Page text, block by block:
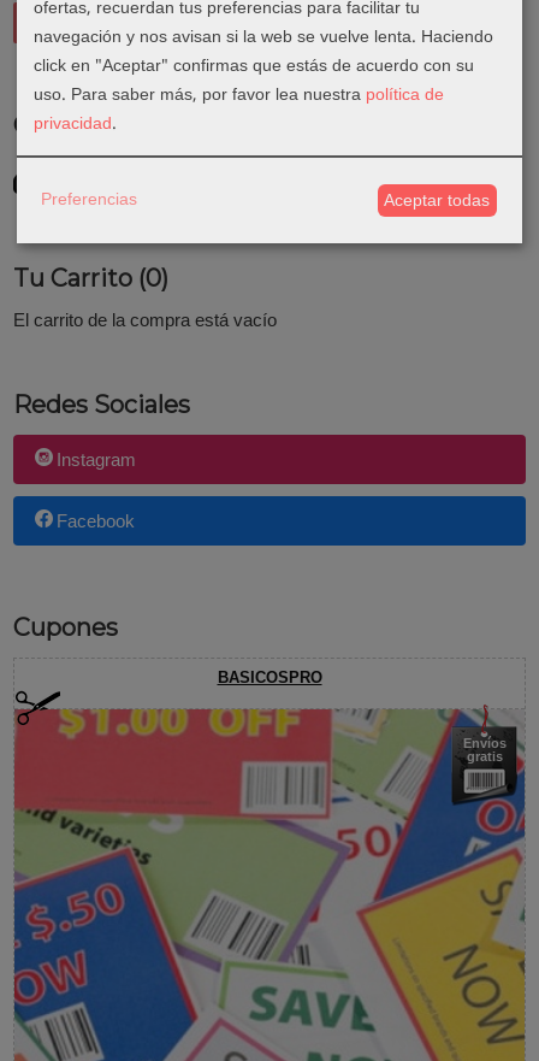
Costes de Envío
GRATIS *
Consultar Destinos
Tu Carrito (0)
El carrito de la compra está vacío
Redes Sociales
Instagram
Facebook
Cupones
BASICOSPRO
Envíos
gratis
ofertas, recuerdan tus preferencias para facilitar tu
navegación y nos avisan si la web se vuelve lenta. Haciendo
click en "Aceptar" confirmas que estás de acuerdo con su
uso. Para saber más, por favor lea nuestra política de
privacidad.
Preferencias Aceptar todas